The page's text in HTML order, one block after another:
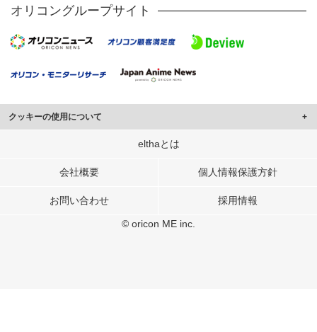
オリコングループサイト
クッキーの使用について
このサイトでは Cookie を使用して、ユーザーに合わせたコンテンツや広告の
行っています。
メディアや広告配信、データ解析の各パートナーに提供しています。
elthaとは
会社概要 個人情報保護方針
お問い合わせ 採用情報
© oricon ME inc.